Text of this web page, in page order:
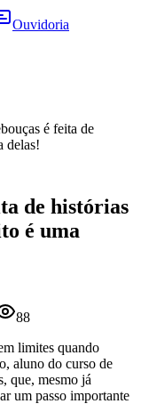
Ouvidoria
é feita de
delas!
de histórias
é uma
88
limites quando
aluno do curso de
que, mesmo já
um passo importante